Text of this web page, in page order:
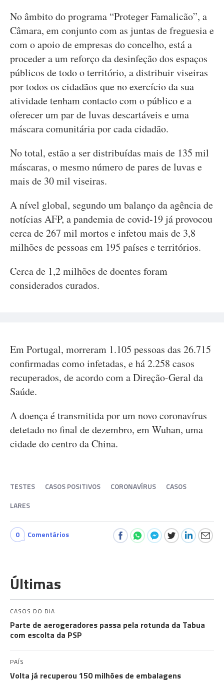
No âmbito do programa “Proteger Famalicão”, a
Câmara, em conjunto com as juntas de freguesia e
com o apoio de empresas do concelho, está a
proceder a um reforço da desinfeção dos espaços
públicos de todo o território, a distribuir viseiras
por todos os cidadãos que no exercício da sua
atividade tenham contacto com o público e a
oferecer um par de luvas descartáveis e uma
máscara comunitária por cada cidadão.
No total, estão a ser distribuídas mais de 135 mil
máscaras, o mesmo número de pares de luvas e
mais de 30 mil viseiras.
A nível global, segundo um balanço da agência de
notícias AFP, a pandemia de covid-19 já provocou
cerca de 267 mil mortos e infetou mais de 3,8
milhões de pessoas em 195 países e territórios.
Cerca de 1,2 milhões de doentes foram
considerados curados.
Em Portugal, morreram 1.105 pessoas das 26.715
confirmadas como infetadas, e há 2.258 casos
recuperados, de acordo com a Direção-Geral da
Saúde.
A doença é transmitida por um novo coronavírus
detetado no final de dezembro, em Wuhan, uma
cidade do centro da China.
TESTES CASOS POSITIVOS CORONAVÍRUS
CASOS
LARES
0 Comentários
Últimas
CASOS DO DIA
Parte de aerogeradores passa pela rotunda da Tabua
com escolta da PSP
PAÍS
Volta já recuperou 150 milhões de embalagens